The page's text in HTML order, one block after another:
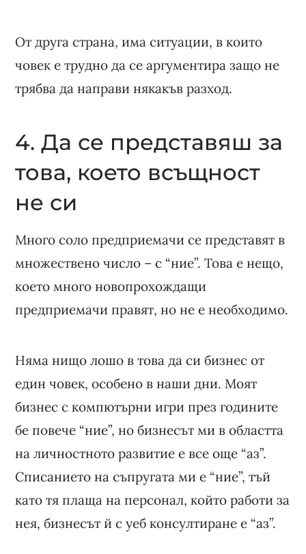
От друга страна, има ситуации, в които
човек е трудно да се аргументира защо не
трябва да направи някакъв разход.
4. Да се представяш за
това, което всъщност
не си
Много соло предприемачи се представят в
множествено число – с “ние”. Това е нещо,
което много новопрохождащи
предприемачи правят, но не е необходимо.
Няма нищо лошо в това да си бизнес от
един човек, особено в наши дни. Моят
бизнес с компютърни игри през годините
бе повече “ние”, но бизнесът ми в областта
на личностното развитие е все още “аз”.
Списанието на съпругата ми е “ние”, тъй
като тя плаща на персонал, който работи за
нея, бизнесът й с уеб консултиране е “аз”.